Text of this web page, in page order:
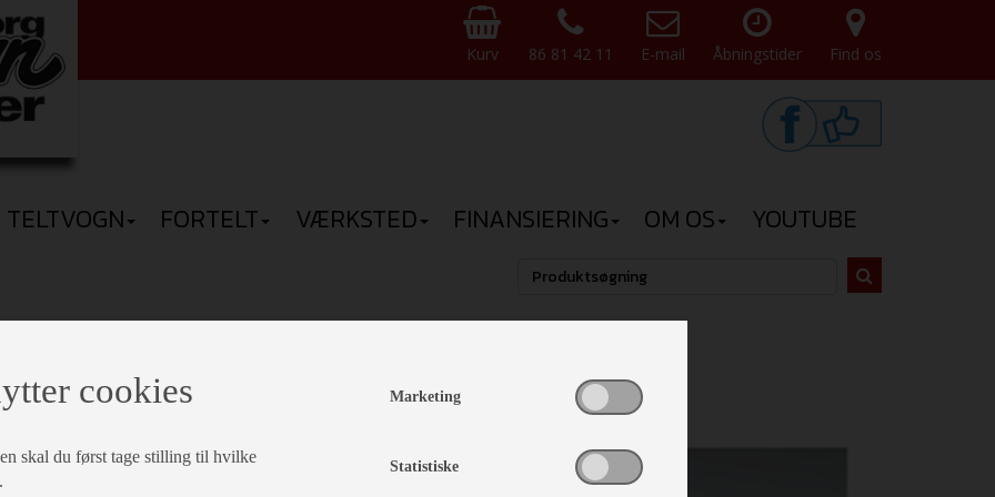
Kurv 86 81 42 11 E-mail Åbningstider Find os
TELTVOGN FORTELT VÆRKSTED FINANSIERING OM OS YOUTUBE
til skinne grå
cookies
skal du først tage stilling til hvilke
Marketing
Statistiske